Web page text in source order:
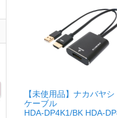
【未使用品】ナカバヤ
ケーブル
HDA-DP4K1/BK HDA-